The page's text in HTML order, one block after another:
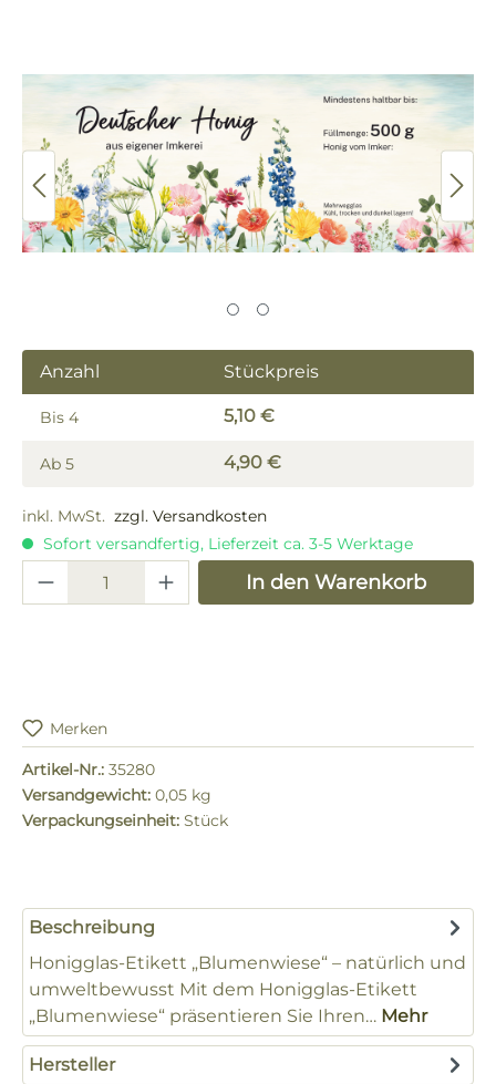
Anzahl Stückpreis
Bis 4 5,10 €
Ab 5 4,90 €
inkl. MwSt. zzgl. Versandkosten
Sofort versandfertig, Lieferzeit ca. 3-5 Werktage
Produkt Anzahl: Gib denIn den Warenkorb
Merken
Artikel-Nr.: 35280
Versandgewicht: 0,05 kg
Verpackungseinheit: Stück
Beschreibung
Honigglas-Etikett „Blumenwiese“ – natürlich und
umweltbewusst Mit dem Honigglas-Etikett
„Blumenwiese“ präsentieren Sie Ihren… Mehr
Hersteller